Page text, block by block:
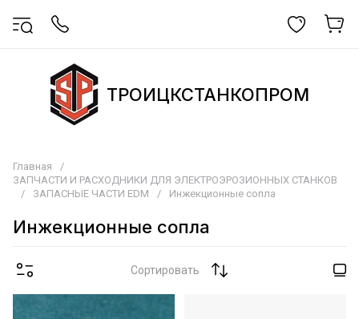
ТРОИЦКСТАНКОПРОМ
Главная
/
ЗАПЧАСТИ И РАСХОДНИКИ ДЛЯ ЭЛЕКТРОЭРОЗИОННЫХ СТАНКОВ
/
ЗАПАСНЫЕ ЧАСТИ EDM / Инжекционные сопла
Инжекционные сопла
Сортировать